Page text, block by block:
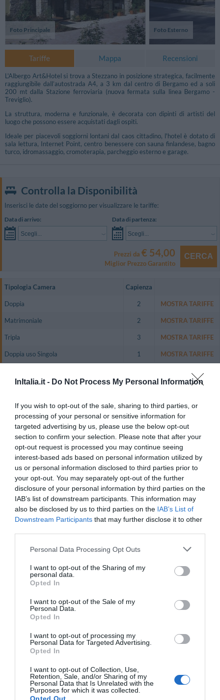
InItalia.it - Do Not Process My Personal Information
If you wish to opt-out of the sale, sharing to third parties, or
processing of your personal or sensitive information for
targeted advertising by us, please use the below opt-out
section to confirm your selection. Please note that after your
opt-out request is processed you may continue seeing
interest-based ads based on personal information utilized by
us or personal information disclosed to third parties prior to
your opt-out. You may separately opt-out of the further
disclosure of your personal information by third parties on the
IAB’s list of downstream participants. This information may
also be disclosed by us to third parties on the IAB’s List of
Downstream Participants that may further disclose it to other
Personal Data Processing Opt Outs
I want to opt-out of the Sharing of my
personal data.
Opted In
I want to opt-out of the Sale of my
Personal Data.
Opted In
I want to opt-out of processing my
Personal Data for Targeted Advertising.
Opted In
I want to opt-out of Collection, Use,
Retention, Sale, and/or Sharing of my
Personal Data that Is Unrelated with the
Purposes for which it was collected.
Foto Principale Foto Esterno
Tariffe Mappa Recensioni
L'Albergo Art&Hotel si trova a Stezzano in posizione strategica, facilmente
raggiungibile dall’autostrada A4, a 3 km dal centro di Bergamo ed a soli
200 mt dalla Stazione ferroviaria (nuova fermata sulla linea Bergamo -
Treviglio).
La struttura, moderna e funzionale, è decorata con dipinti di artisti del
luogo che possono essere acquistati dagli ospiti.
Ideale per piacevoli soggiorni lontani dal caos cittadino, l'hotel è dotato di
sala lettura, Internet Point, centro benessere con sauna finlandese, bagno
turco, idromassaggio, cromoterapia, parcheggio esterno e garage.
Controlla la Disponibilità
Inserisci le date del soggiorno per visualizzare le tariffe:
Data di arrivo:
Scegli...
Data di partenza:
Scegli...
Prezzi da € 54,00
Miglior Prezzo Garantito
CERCA
Tipologia Camera Capienza
Doppia 2 MOSTRA TARIFFE
Matrimoniale 2 MOSTRA TARIFFE
Tripla 3 MOSTRA TARIFFE
Doppia uso Singola 1 MOSTRA TARIFFE
L’albergo dispone di 84 camere tra doppie, matrimoniali, junior suite, suite e
superior suite.
cassetta di sicurezza, connessione Wi-Fi a Internet, TV color satellitare,
Pay Tv, bagno privato.
Camere disponibili: Doppia, Matrimoniale, Tripla, Doppia uso Singola.
Servizi Inclusi nel prezzo
Aria condizionata nelle aree
comuni
Ascensore
Cassaforte
Check In e Check Out Rapidi
Deposito Bagagli
Informazioni Turistiche
Lustrascarpe
Personale Multilingua
Portiere
Ristorante e Bar
Nell'hotel è presente l'american bar "Artisti Café", un ambiente elegante in
cui gli ospiti possono rilassarsi e conversare sorseggiando un drink o
consumando un leggero pasto.
Descrizione Sala Riunioni/Sala
Meeting/Sala Congressi
persone, dotate di materiale audiovisivo.
Servizi a Pagamento
Bagno Turco
Bar
Caffetteria
Connessione ad Internet
Idromassaggio
Noleggio Apparecchiature per
Meeting / Congressi
Noleggio Auto
Cerimonie
Sala Banchetti / Ricevimenti
Salone di Bellezza / Centro
Benessere
Sauna
Servizio Fotocopiatrice
Servizio Limousine
Snack bar
Stireria
Transfer da/per Aeroporto
Transfer da/per Fiera
Caratteristiche dell'hotel
Camere Non Fumatori
Camere antiallergiche
Camere familiari
Design hotel
Hotel Business
Ristrutturato recentemente
Senza Barriere Architettoniche
Suite Nuziale